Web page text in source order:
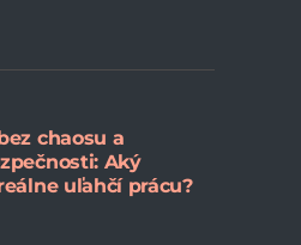
chaosu a
Aký
uľahčí prácu?